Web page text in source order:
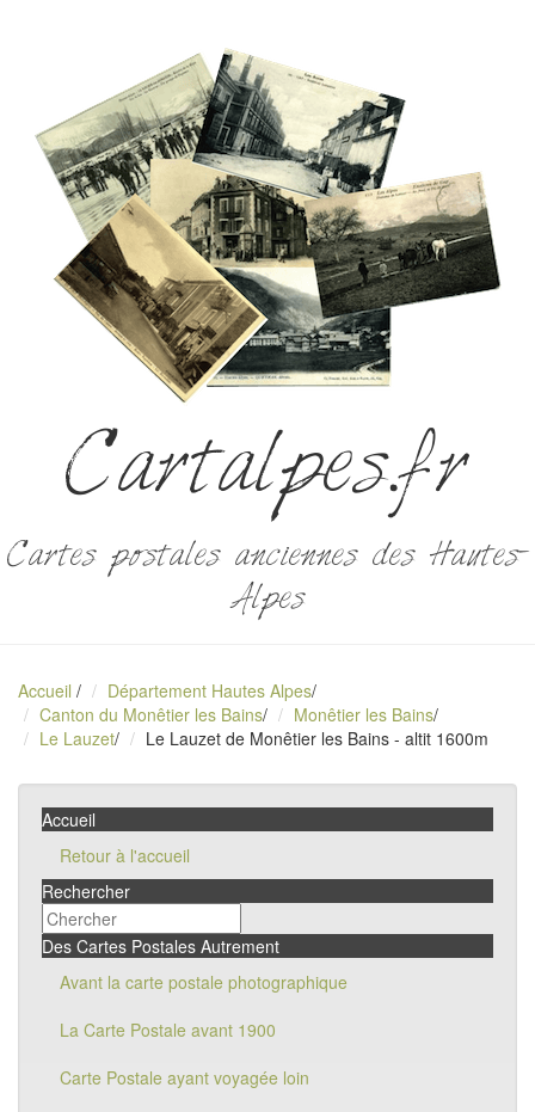
Cartalpes.fr
Cartes postales anciennes des Hautes-
Alpes
Accueil / Département Hautes Alpes/
Canton du Monêtier les Bains/ Monêtier les Bains/
Le Lauzet/ Le Lauzet de Monêtier les Bains - altit 1600m
Accueil
Retour à l'accueil
Rechercher
Des Cartes Postales Autrement
Avant la carte postale photographique
La Carte Postale avant 1900
Carte Postale ayant voyagée loin